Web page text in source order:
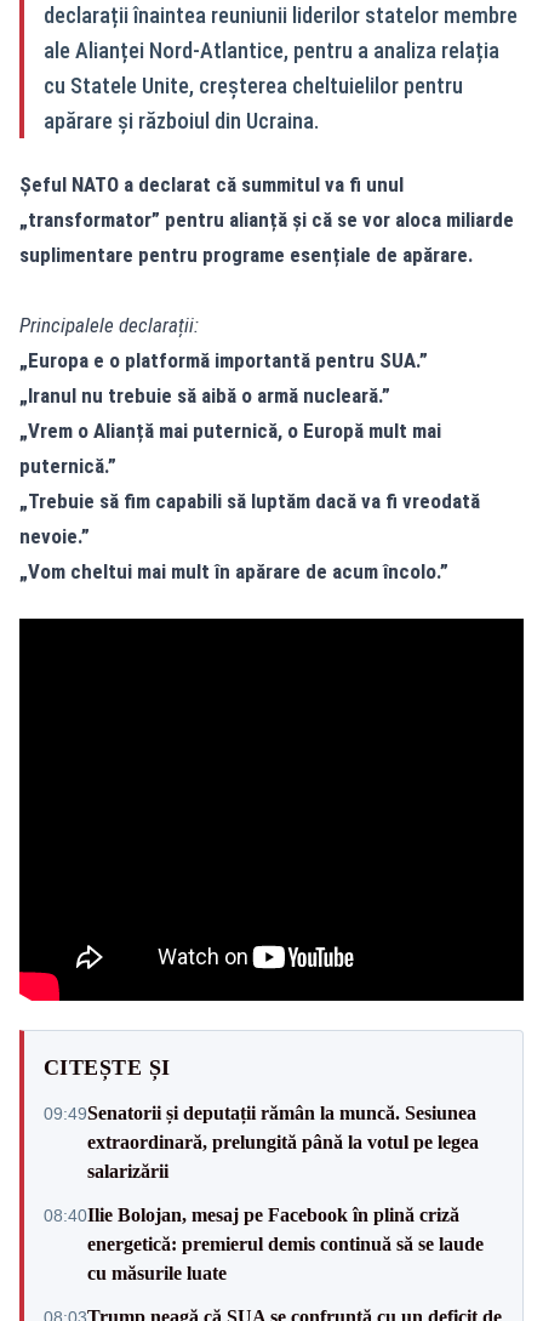
declarații înaintea reuniunii liderilor statelor membre
ale Alianței Nord-Atlantice, pentru a analiza relația
cu Statele Unite, creșterea cheltuielilor pentru
apărare și războiul din Ucraina.
Șeful NATO a declarat că summitul va fi unul
„transformator” pentru alianță și că se vor aloca miliarde
suplimentare pentru programe esențiale de apărare.
Principalele declarații:
„Europa e o platformă importantă pentru SUA.”
„Iranul nu trebuie să aibă o armă nucleară.”
„Vrem o Alianță mai puternică, o Europă mult mai
puternică.”
„Trebuie să fim capabili să luptăm dacă va fi vreodată
nevoie.”
„Vom cheltui mai mult în apărare de acum încolo.”
CITEȘTE ȘI
09:49Senatorii și deputații rămân la muncă. Sesiunea
extraordinară, prelungită până la votul pe legea
salarizării
08:40Ilie Bolojan, mesaj pe Facebook în plină criză
energetică: premierul demis continuă să se laude
cu măsurile luate
08:03Trump neagă că SUA se confruntă cu un deficit de